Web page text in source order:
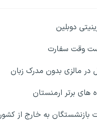
دوبلین
وقت سفارت
مالزی بدون مدرک زبان
های برتر ارمنستان
بازنشستگان به خارج از کشور